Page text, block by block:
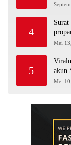
4
surat
Mei
5
akun
Mei